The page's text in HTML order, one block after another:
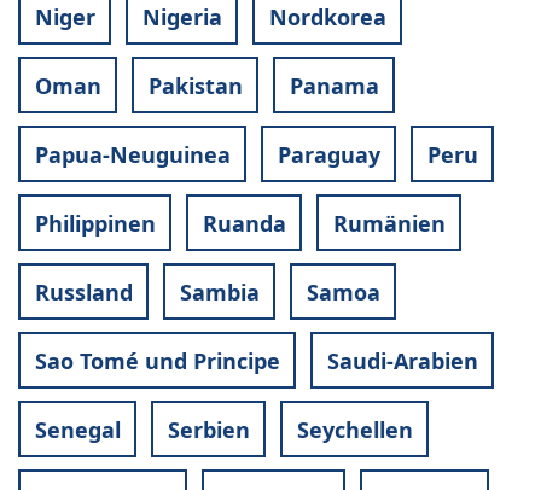
Niger Nigeria Nordkorea
Oman Pakistan Panama
Papua-Neuguinea Paraguay Peru
Philippinen Ruanda Rumänien
Russland Sambia Samoa
Sao Tomé und Principe Saudi-Arabien
Senegal Serbien Seychellen